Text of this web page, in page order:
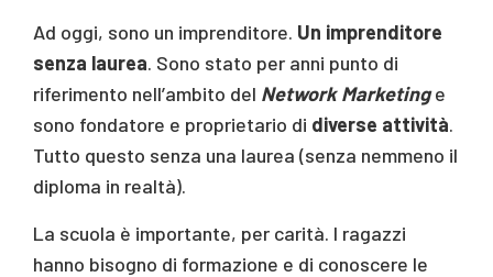
Ad oggi, sono un imprenditore. Un imprenditore
senza laurea. Sono stato per anni punto di
riferimento nell’ambito del Network Marketinge
sono fondatore e proprietario di diverse attività.
Tutto questo senza una laurea (senza nemmeno il
diploma in realtà).
La scuola è importante, per carità. I ragazzi
hanno bisogno di formazione e di conoscere le